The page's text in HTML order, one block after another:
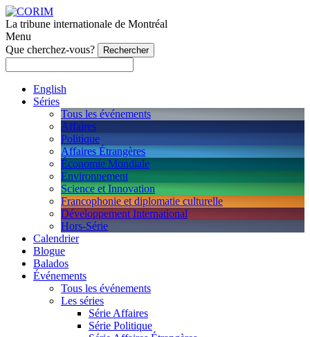
La tribune internationale de Montréal
Menu
Que cherchez-vous?
English
Séries
Tous les événements
Affaires
Politique
Affaires Étrangères
Économie Mondiale
Environnement
Science et Innovation
Francophonie et diplomatie culturelle
Développement International
Hors-Série
Calendrier
Blogue
Balados
Événements
Tous les événements
Les séries
Série Affaires
Série Politique